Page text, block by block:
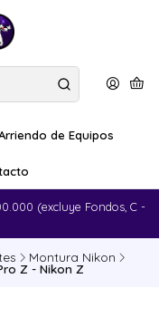
de Equipos
(excluye Fondos, C -
Montura Nikon
Z - Nikon Z